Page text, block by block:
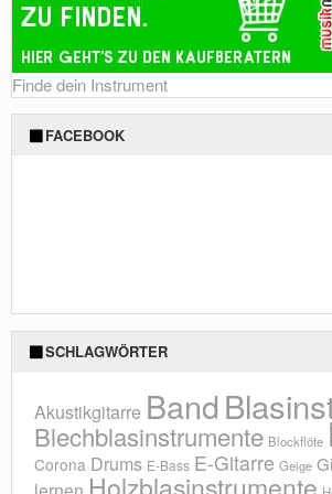
Finde dein Instrument
FACEBOOK
SCHLAGWÖRTER
Akustikgitarre Band
Blechblasinstrumente Blockflöte
Corona Drums E-Bass E-Gitarre Geige